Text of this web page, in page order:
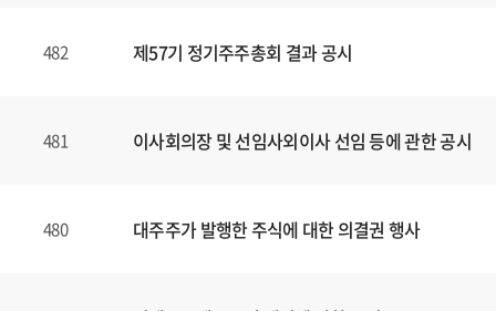
482 제57기 정기주주총회 결과 공시
481 이사회의장 및 선임사외이사 선임 등에 관한 공시
480 대주주가 발행한 주식에 대한 의결권 행사